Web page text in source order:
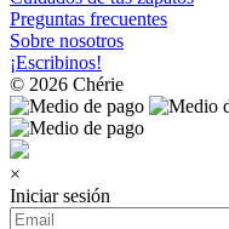
Preguntas frecuentes
Sobre nosotros
¡Escribinos!
© 2026 Chérie
×
Iniciar sesión